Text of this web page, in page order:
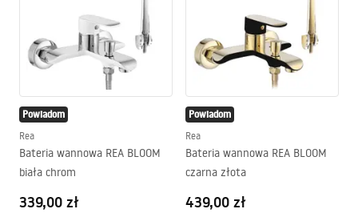
Powiadom
Rea
Bateria wannowa REA BLOOM
biała chrom
339,00 zł
Powiadom
Rea
Bateria wannowa REA BLOOM
czarna złota
439,00 zł